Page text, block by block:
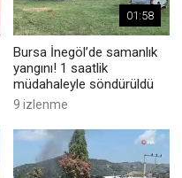
01:58
Bursa İnegöl’de samanlık
yangını! 1 saatlik
müdahaleyle söndürüldü
9 izlenme